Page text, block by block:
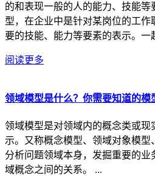
的和表现一般的人的能力、技能
型，在企业中是针对某岗位的工
要的技能、能力等要素的表示。一
阅读更多
领域模型是什么？你需要知道的模
领域模型是对领域内的概念类或现
示。又称概念模型、领域对象模
分析问题领域本身，发掘重要的
域概念之间的关系。 ...